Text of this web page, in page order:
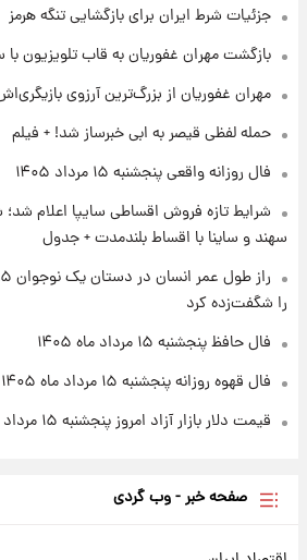
۱ روز پیش
+ جدول
آغاز طرح جدید فروش
نام خودرو، مبلغ
زمان پخش «مرد سه
جزئیات شرط ایران برای بازگشایی تنگه هرمز
بازگشت مهران غفوریان به قاب تلویزیون با
مهران غفوریان از بزرگ‌ترین آرزوی
حمله لفظی قیصر به ابی خبرساز شد! + فیلم
فال روزانه واقعی پنجشنبه ۱۵ مرداد ۱۴۰۵
شرایط تازه فروش اقساطی سایپا اعلام
سهند و ساینا با اقساط بلندمدت + جدول
را شگفت‌زده کرد
فال حافظ پنجشنبه ۱۵ مرداد ماه ۱۴۰۵
فال قهوه روزانه پنجشنبه ۱۵ مرداد ماه ۱۴۰۵
قیمت دلار بازار آزاد امروز پنجشنبه ۱۵ مرداد ۱۴۰۵ +جدول
صفحه خبر - وب گردی